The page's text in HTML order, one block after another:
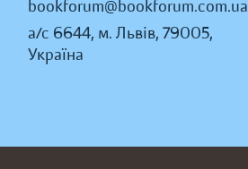
bookforum@bookforum.com.ua
а/с 6644, м. Львів, 79005,
Україна